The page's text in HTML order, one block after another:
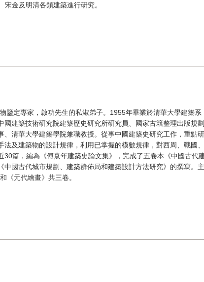
金及明清各類建築進行研究。
鑒定專家，啟功先生的私淑弟子。1955年畢業於清華大學建築系
國建築技術研究院建築歷史研究所研究員、國家古籍整理出版規
、清華大學建築學院兼職教授。從事中國建築史研究工作，重點
法及建築物的設計規律，利用已掌握的模數規律，對西周、戰國
30篇，編為《傅熹年建築史論文集》，完成了五卷本《中國古代
中國古代城市規劃、建築群佈局和建築設計方法研究》的撰寫。
《元代繪畫》共三卷。